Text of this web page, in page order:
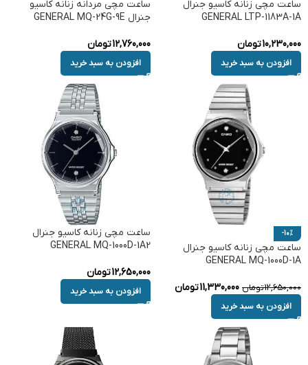
ساعت مچی زنانه کاسیو جنرال
GENERAL LTP-1183A-1A
10,230,000تومان
افزودن به سبد خرید
ساعت مچی مردانه زنانه کاسیو
جنرال GENERAL MQ-24G-9E
12,760,000تومان
افزودن به سبد خرید
-10%
ساعت مچی زنانه کاسیو جنرال
GENERAL MQ-1000D-1A
12,650,000تومان 11,330,000تومان
افزودن به سبد خرید
ساعت مچی زنانه کاسیو جنرال
GENERAL MQ-1000D-1A2
12,650,000تومان
افزودن به سبد خرید